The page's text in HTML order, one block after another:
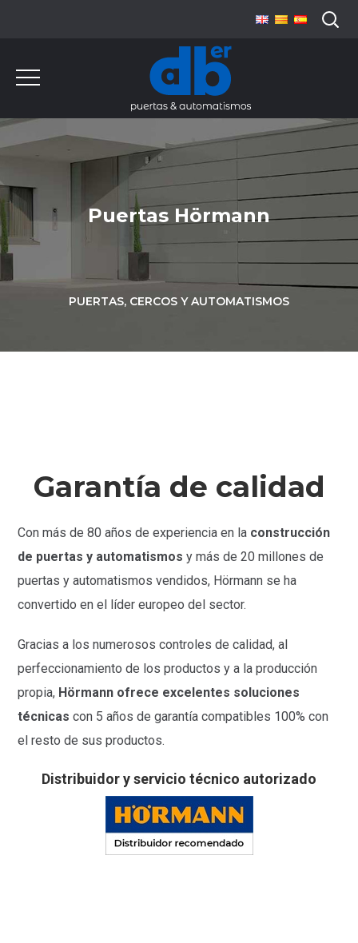
Puertas Hörmann
PUERTAS, CERCOS Y AUTOMATISMOS
Garantía de calidad
Con más de 80 años de experiencia en la construcción
de puertas y automatismos y más de 20 millones de
puertas y automatismos vendidos, Hörmann se ha
convertido en el líder europeo del sector.
Gracias a los numerosos controles de calidad, al
perfeccionamiento de los productos y a la producción
propia, Hörmann ofrece excelentes soluciones
técnicas con 5 años de garantía compatibles 100% con
el resto de sus productos.
Distribuidor y servicio técnico autorizado